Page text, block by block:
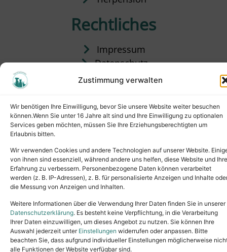
Zustimmung verwalten
Wir benötigen Ihre Einwilligung, bevor Sie unsere Website weiter besuchen
können.Wenn Sie unter 16 Jahre alt sind und Ihre Einwilligung zu optionalen
Services geben möchten, müssen Sie Ihre Erziehungsberechtigten um
Erlaubnis bitten.
Wir verwenden Cookies und andere Technologien auf unserer Website.
von ihnen sind essenziell, während andere uns helfen, diese Website und Ihre
Erfahrung zu verbessern. Personenbezogene Daten können verarbeitet
werden (z. B. IP-Adressen), z. B. für personalisierte Anzeigen und Inhalte
die Messung von Anzeigen und Inhalten.
Weitere Informationen über die Verwendung Ihrer Daten finden Sie in unserer
Datenschutzerklärung. Es besteht keine Verpflichtung, in die Verarbeitung
Ihrer Daten einzuwilligen, um dieses Angebot zu nutzen. Sie können Ihre
Auswahl jederzeit unter Einstellungen widerrufen oder anpassen. Bitte
beachten Sie, dass aufgrund individueller Einstellungen möglicherweise
alle Funktionen der Website verfügbar sind.
Rechtliches
Impressum
Datenschutz
Satzung
Copyright © 2024. All rights reserved.
Tel.: (02631) 55356buero@tierheim-neuwied.de
Ludwigshof 1, 56567 Neuwied